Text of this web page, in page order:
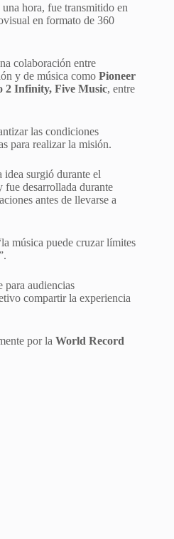
hora, fue transmitido en
en formato de 360
colaboración entre
y de música como Pioneer
2 Infinity, Five Music, entre
las condiciones
para realizar la misión.
idea surgió durante el
desarrollada durante
antes de llevarse a
música puede cruzar límites
para audiencias
compartir la experiencia
por la World Record